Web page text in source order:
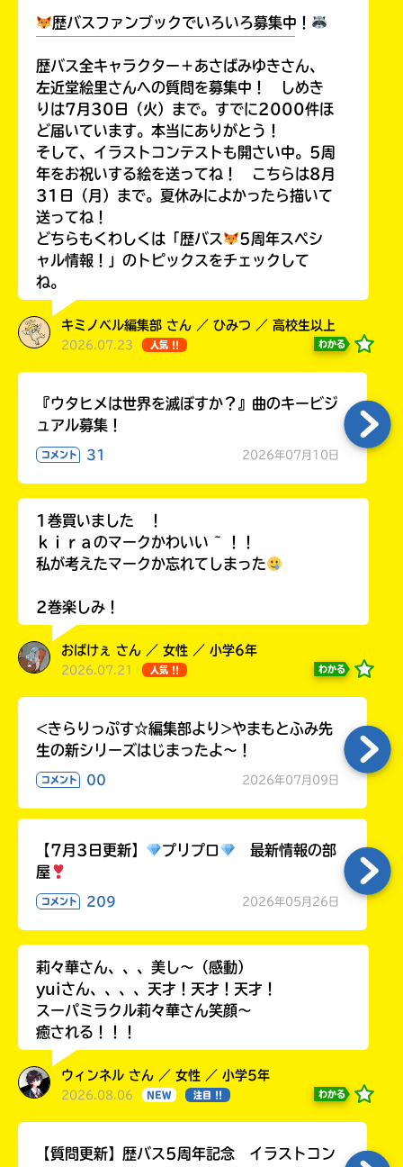
Loading. .
歴バスファンブックでいろいろ募集中！
歴バス全キャラクター＋あさばみゆきさん、
左近堂絵里さんへの質問を募集中！ しめき
りは7月30日（火）まで。すでに2000件ほ
ど届いています。本当にありがとう！
そして、イラストコンテストも開さい中。5周
年をお祝いする絵を送ってね！ こちらは8月
31日（月）まで。夏休みによかったら描いて
送ってね！
どちらもくわしくは「歴バス
5周年スペシ
ャル情報！」のトピックスをチェックして
ね。
キミノベル編集部 さん ／ ひみつ ／ 高校生以上
2026.07.23 人気 !! わかる
『ウタヒメは世界を滅ぼすか？』曲のキービジ
ュアル募集！
コメント 31 2026年07月10日
1巻買いました ！
ｋｉｒａのマークかわいい ~ ！！
私が考えたマークか忘れてしまった
2巻楽しみ！
おばけぇ さん ／ 女性 ／ 小学6年
2026.07.21 人気 !! わかる
<きらりっぷす☆編集部より>やまもとふみ先
生の新シリーズはじまったよ～！
コメント 00 2026年07月09日
【7月3日更新】 プリプロ
最新情報の部
屋
コメント 209 2026年05月26日
莉々華さん、、、美し〜（感動）
yuiさん、、、、天才！天才！天才！
スーパミラクル莉々華さん笑顔〜
癒される！！！
ウィンネル さん ／ 女性 ／ 小学5年
2026.08.06 NEW 注目 !! わかる
【質問更新】歴バス5周年記念 イラストコン
い
え
内
に
エ
る
で、
も
認
て
て
る